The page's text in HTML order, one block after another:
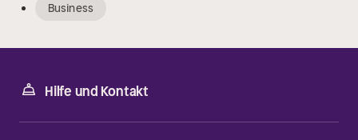
Business
Hilfe und Kontakt